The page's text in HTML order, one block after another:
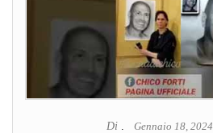
Di Gennaio 18, 2024